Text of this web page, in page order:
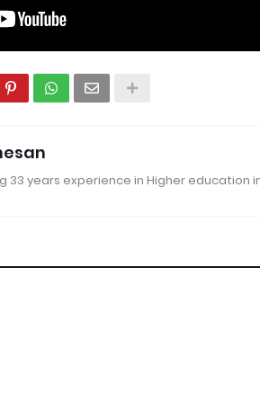
33 years experience in Higher